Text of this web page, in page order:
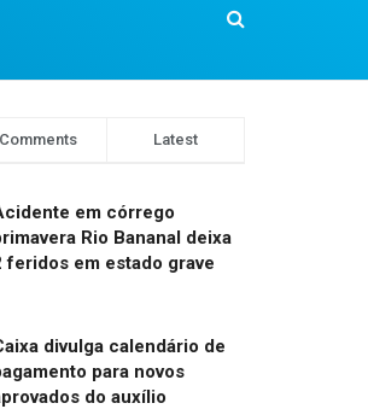
Comments Latest
em córrego
Rio Bananal deixa
feridos em estado grave
divulga calendário de
para novos
do auxílio